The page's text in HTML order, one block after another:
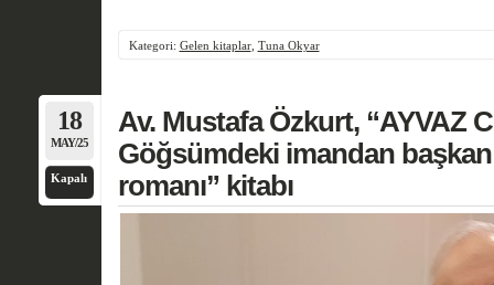
Kategori: Gelen kitaplar, Tuna Okyar
18
MAY/25
Kapalı
Av. Mustafa Özkurt, “AYVAZ
Göğsümdeki imandan başkan
romanı” kitabı